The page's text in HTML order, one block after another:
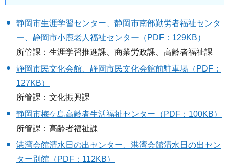
静岡市生涯学習センター、静岡市南部勤労者福祉センタ
ー、静岡市小鹿老人福祉センター（PDF：129KB）
所管課：生涯学習推進課、商業労政課、高齢者福祉課
静岡市民文化会館、静岡市民文化会館前駐車場（PDF：
127KB）
所管課：文化振興課
静岡市梅ケ島高齢者生活福祉センター（PDF：100KB）
所管課：高齢者福祉課
港湾会館清水日の出センター、港湾会館清水日の出セン
ター別館（PDF：112KB）